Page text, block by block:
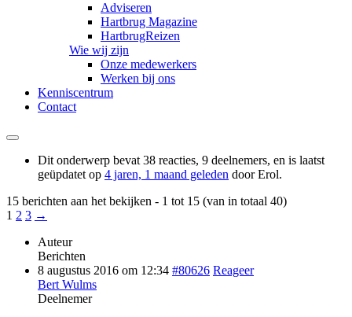
Adviseren
Hartbrug Magazine
HartbrugReizen
Wie wij zijn
Onze medewerkers
Werken bij ons
Kenniscentrum
Contact
Dit onderwerp bevat 38 reacties, 9 deelnemers, en is laatst
geüpdatet op 4 jaren, 1 maand geleden doorErol.
15 berichten aan het bekijken - 1 tot 15 (van in totaal 40)
1 2 3 →
Auteur
Berichten
8 augustus 2016 om 12:34 #80626 Reageer
Bert Wulms
Deelnemer